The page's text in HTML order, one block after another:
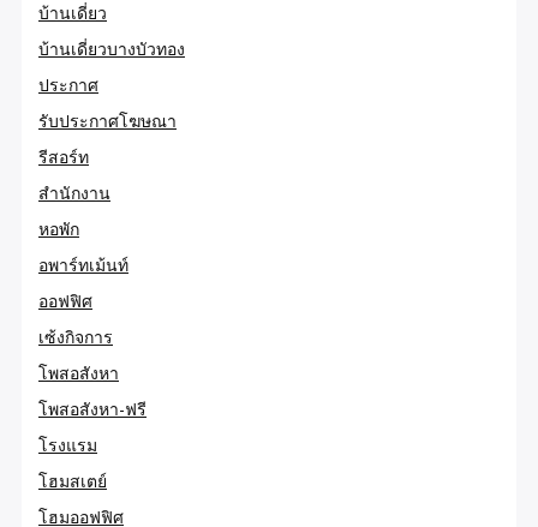
บ้านเดี่ยว
บ้านเดี่ยวบางบัวทอง
ประกาศ
รับประกาศโฆษณา
รีสอร์ท
สำนักงาน
หอพัก
อพาร์ทเม้นท์
ออฟฟิศ
เซ้งกิจการ
โพสอสังหา
โพสอสังหา-ฟรี
โรงแรม
โฮมสเตย์
โฮมออฟฟิศ